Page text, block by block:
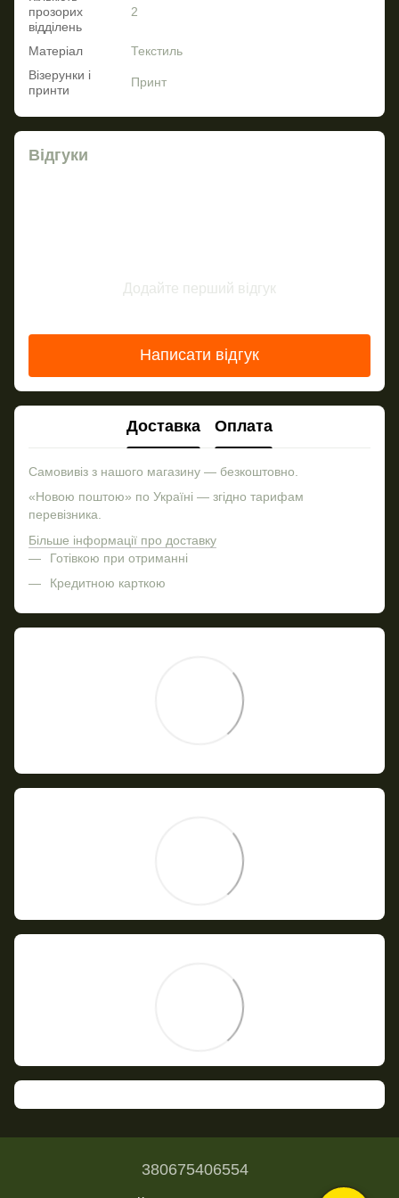
прозорих
відділень
2
Матеріал
Текстиль
Візерунки і
принти
Принт
Відгуки
Додайте перший відгук
Написати відгук
Доставка Оплата
Самовивіз з нашого магазину — безкоштовно.
«Новою поштою» по Україні — згідно тарифам
перевізника.
Більше інформації про доставку
Готівкою при отриманні
Кредитною карткою
380675406554